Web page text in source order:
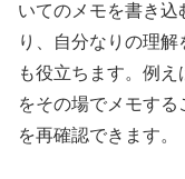
いてのメモを書き込
り、自分なりの理
も役立ちます。例
をその場でメモす
を再確認できます。